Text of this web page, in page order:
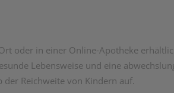
oder in einer Online-Apotheke
Lebensweise und eine
der Reichweite von Kindern auf.